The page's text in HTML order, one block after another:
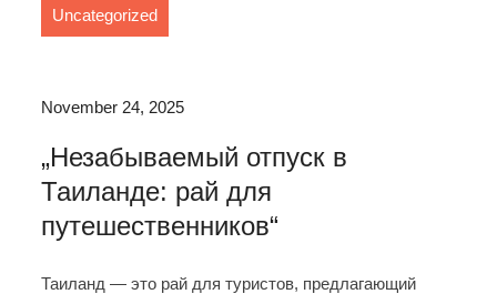
Uncategorized
November 24, 2025
„Незабываемый отпуск в
Таиланде: рай для
путешественников“
Таиланд — это рай для туристов, предлагающий